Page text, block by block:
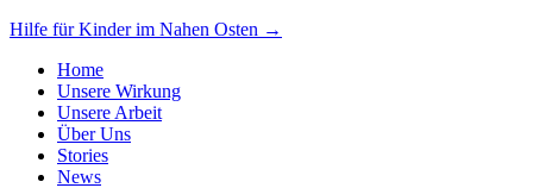
Hilfe für Kinder im Nahen Osten →
Home
Unsere Wirkung
Unsere Arbeit
Über Uns
Stories
News